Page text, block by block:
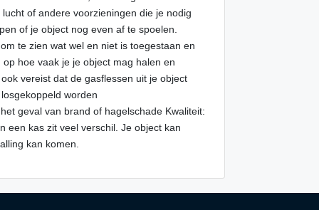
of andere voorzieningen die je nodig
of je object nog even af te spoelen.
te zien wat wel en niet is toegestaan en
hoe vaak je je object mag halen en
vereist dat de gasflessen uit je object
worden
geval van brand of hagelschade Kwaliteit:
een kas zit veel verschil. Je object kan
kan komen.